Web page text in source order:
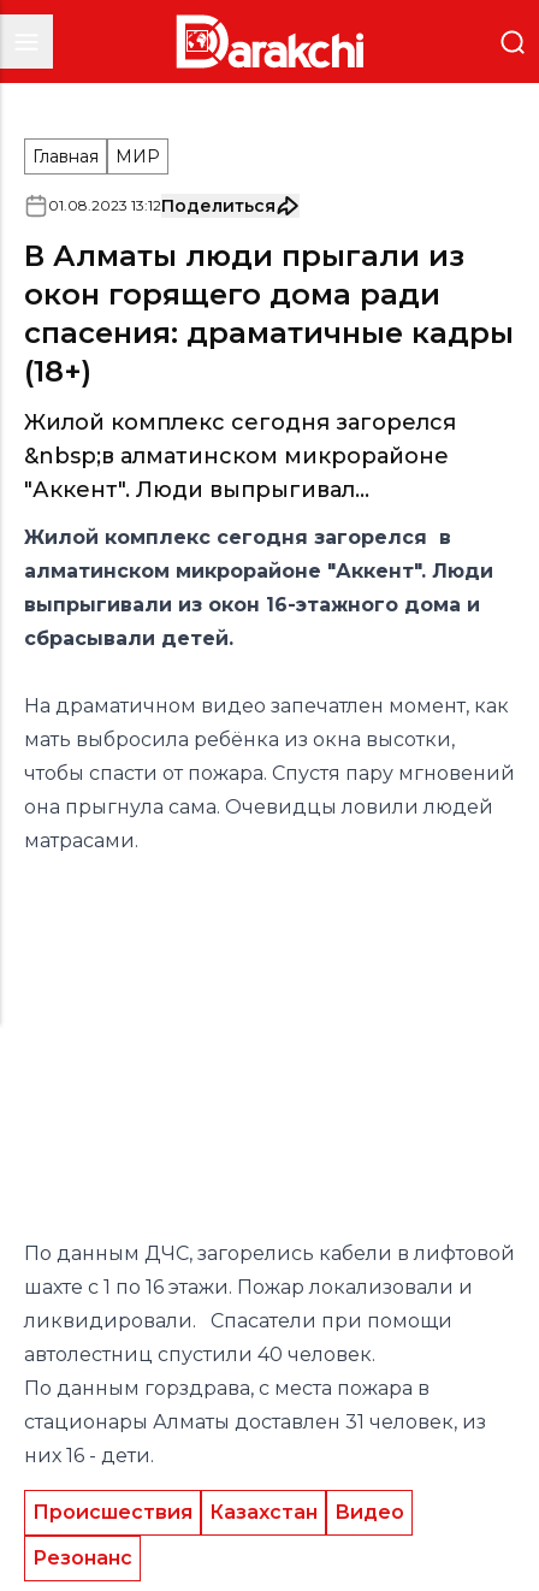
Главная МИР
01.08.2023 13:12Поделиться
В Алматы люди прыгали из
окон горящего дома ради
спасения: драматичные кадры
(18+)
Жилой комплекс сегодня загорелся
&nbsp;в алматинском микрорайоне
"Аккент". Люди выпрыгивал...
Жилой комплекс сегодня загорелся в
алматинском микрорайоне "Аккент". Люди
выпрыгивали из окон 16-этажного дома и
сбрасывали детей.
На драматичном видео запечатлен момент, как
мать выбросила ребёнка из окна высотки,
чтобы спасти от пожара. Спустя пару мгновений
она прыгнула сама. Очевидцы ловили людей
матрасами.
По данным ДЧС, загорелись кабели в лифтовой
шахте с 1 по 16 этажи. Пожар локализовали и
ликвидировали. Спасатели при помощи
автолестниц спустили 40 человек.
По данным горздрава, с места пожара в
стационары Алматы доставлен 31 человек, из
них 16 - дети.
Происшествия Казахстан
Видео
Резонанс